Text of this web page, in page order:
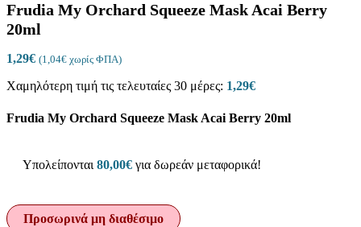
Frudia My Orchard Squeeze Mask Acai Berry
20ml
1,29€ (1,04€ χωρίς ΦΠΑ)
Χαμηλότερη τιμή τις τελευταίες 30 μέρες: 1,29€
Frudia My Orchard Squeeze Mask Acai Berry 20ml
Υπολείπονται 80,00€ για δωρεάν μεταφορικά!
Προσωρινά μη διαθέσιμο